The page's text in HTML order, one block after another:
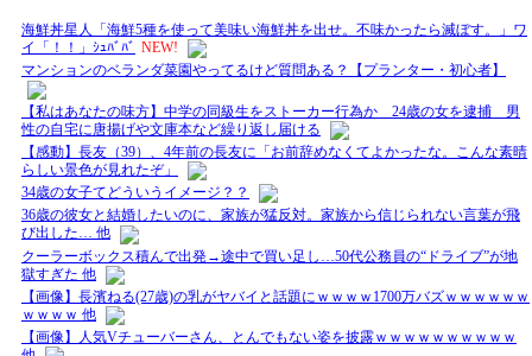
海鮮丼星人「海鮮5種を使って美味い海鮮丼を出せ。不味かったら滅ぼす。」ワ
イ「！！」ｼｭﾊﾞﾊﾞ NEW!
マンションのベランダ菜園やってるけど質問ある？【プランター・初心者】
【私はあなたの味方】中学の同級生をストーカー行為か 24歳の女を逮捕 男
性の自宅に唐揚げや文庫本など繰り返し届ける
【感動】長友（39）、4年前の長友に「お前辞めなくてよかったな。こんな素晴
らしい景色が見れたぞ」
34歳の女子てどういうイメージ？？
36歳の彼女と結婚したいのに、家族が猛反対。家族から信じられない言葉が飛
び出した… 他
クーラーボックス積んで出発→途中で買い足し…50代公務員の“ドライブ”が地
獄すぎた 他
【画像】長濱ねる(27歳)の乳がヤバイと話題にｗｗｗｗ1700万バズｗｗｗｗｗｗ
ｗｗｗｗ 他
【画像】人気Vチューバーさん、とんでもない姿を披露ｗｗｗｗｗｗｗｗｗｗ